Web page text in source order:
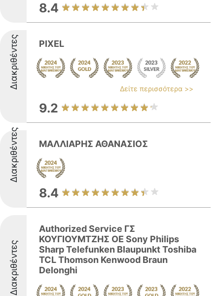
8.4
Διακριθέντες PIXEL
Δείτε περισσότερα >>
9.2
Διακριθέντες ΜΑΛΛΙΑΡΗΣ ΑΘΑΝΑΣΙΟΣ
8.4
Διακριθέντες
Authorized Service ΓΣ
ΚΟΥΓΙΟΥΜΤΖΗΣ ΟΕ Sony Philips
Sharp Telefunken Blaupunkt Toshiba
TCL Thomson Kenwood Braun
Delonghi